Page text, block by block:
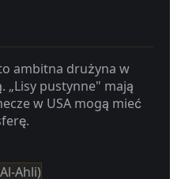
ambitna drużyna w
„Lisy pustynne" mają
w USA mogą mieć
Ahli)